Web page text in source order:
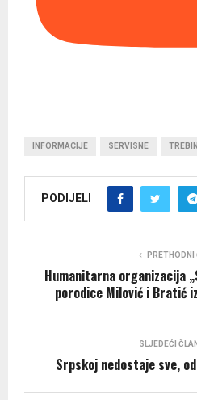
INFORMACIJE SERVISNE
PODIJELI
PRETHODNI
Humanitarna organizacija
porodice Milović i Bratić
SLJEDEĆI
Srpskoj nedostaje sve,